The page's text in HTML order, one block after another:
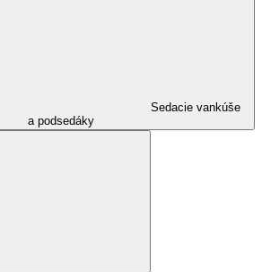
Sedacie vankúše
a podsedáky